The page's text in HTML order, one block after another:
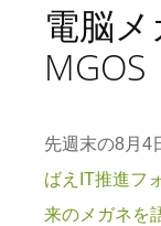
電脳
MGOS
先週末の8月4
ばえIT推進フ
来のメガネを